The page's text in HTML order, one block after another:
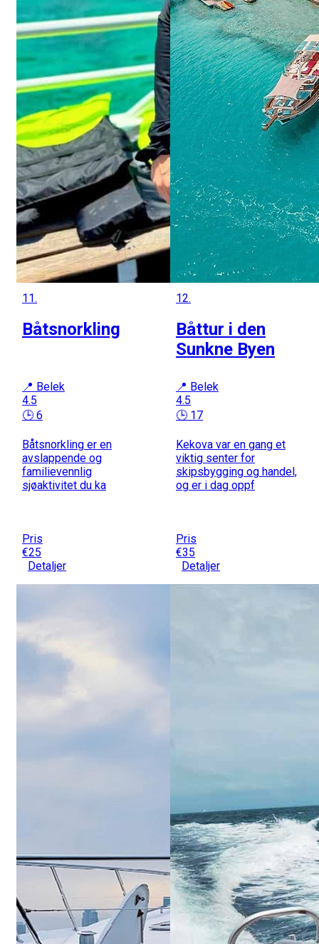
11.
Båtsnorkling
📍 Belek
4.5
🕒 6
Båtsnorkling er en
avslappende og
familievennlig
sjøaktivitet du ka
Pris
€25
Detaljer
12.
Båttur i den
Sunkne Byen
📍 Belek
4.5
🕒 17
Kekova var en gang et
viktig senter for
skipsbygging og handel,
og er i dag oppf
Pris
€35
Detaljer